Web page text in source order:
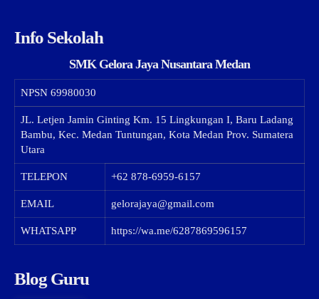
Info Sekolah
SMK Gelora Jaya Nusantara Medan
NPSN 69980030
JL. Letjen Jamin Ginting Km. 15 Lingkungan I, Baru Ladang
Bambu, Kec. Medan Tuntungan, Kota Medan Prov. Sumatera
Utara
TELEPON +62 878-6959-6157
EMAIL gelorajaya@gmail.com
WHATSAPP https://wa.me/6287869596157
Blog Guru